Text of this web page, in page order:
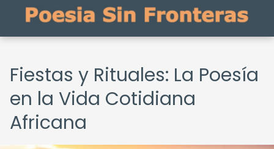
Fiestas y Rituales: La Poesía
en la Vida Cotidiana
Africana